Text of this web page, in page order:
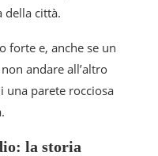
della città.
forte e, anche se un
andare all’altro
una parete rocciosa
la storia